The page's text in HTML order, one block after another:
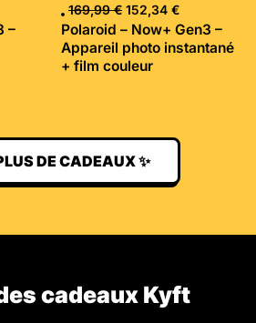
–
169,99€ 152,34 €
Polaroid – Now+ Gen3 –
Appareil photo instantané
+ film couleur
DE CADEAUX ✨
cadeaux Kyft​